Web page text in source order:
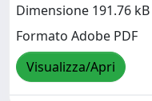
Dimensione 191.76 kB
Formato Adobe PDF
Visualizza/Apri